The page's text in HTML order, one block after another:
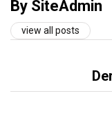
By SiteAdmin
view all posts